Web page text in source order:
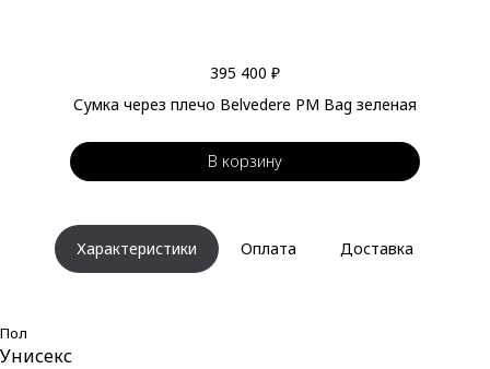
395 400 ₽
Сумка через плечо Belvedere PM Bag зеленая
В корзину
Характеристики Оплата Доставка
Пол
Унисекс